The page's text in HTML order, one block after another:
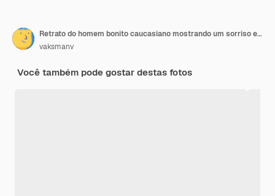
Retrato do homem bonito caucasiano mostrando um sorriso encantador e dentes saudáveis enquanto caminhava com seu smartphone na rua. Conceito de pessoas e gadgets
vaksmanv
Você também pode gostar destas fotos